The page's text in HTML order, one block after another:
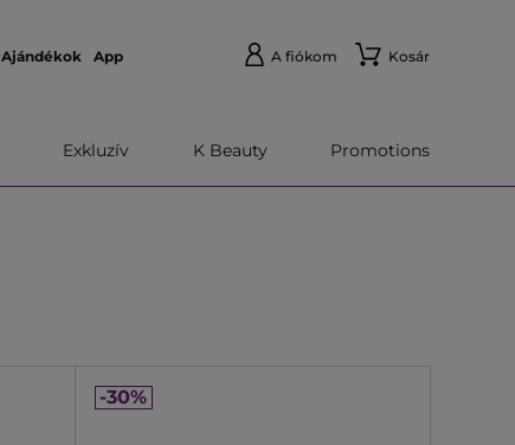
Ajándékok App A fiókom Kosár
Exkluzív K Beauty Promotions
-30%